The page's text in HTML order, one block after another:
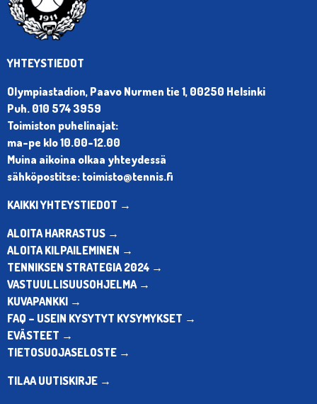
YHTEYSTIEDOT
Olympiastadion, Paavo Nurmen tie 1, 00250 Helsinki
Puh. 010 574 3959
Toimiston puhelinajat:
ma-pe klo 10.00-12.00
Muina aikoina olkaa yhteydessä
sähköpostitse: toimisto@tennis.fi
KAIKKI YHTEYSTIEDOT →
ALOITA HARRASTUS →
ALOITA KILPAILEMINEN →
TENNIKSEN STRATEGIA 2024 →
VASTUULLISUUSOHJELMA →
KUVAPANKKI →
FAQ – USEIN KYSYTYT KYSYMYKSET →
EVÄSTEET →
TIETOSUOJASELOSTE →
TILAA UUTISKIRJE →